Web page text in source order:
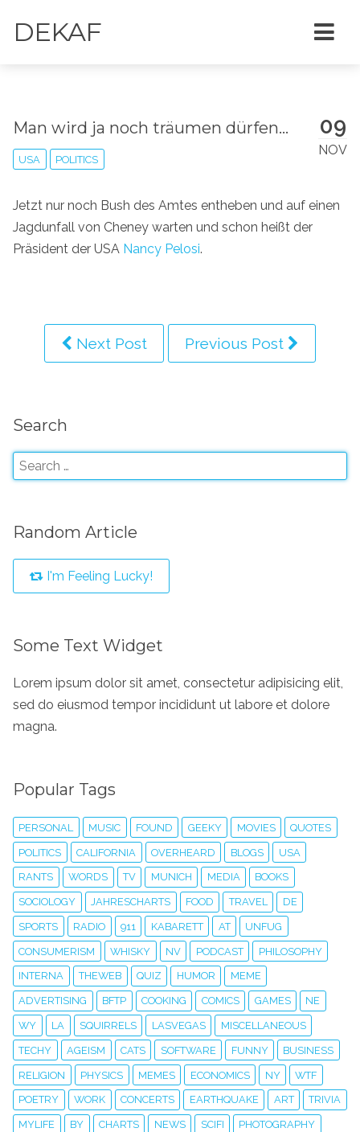
DEKAF
09
NOV
Man wird ja noch träumen dürfen...
USA POLITICS
Jetzt nur noch Bush des Amtes entheben und auf einen
Jagdunfall von Cheney warten und schon heißt der
Präsident der USA Nancy Pelosi.
Next Post Previous Post
Search
Random Article
I'm Feeling Lucky!
Some Text Widget
Lorem ipsum dolor sit amet, consectetur adipisicing elit,
sed do eiusmod tempor incididunt ut labore et dolore
magna.
Popular Tags
PERSONAL MUSIC FOUND GEEKY MOVIES QUOTES
POLITICS CALIFORNIA OVERHEARD BLOGS USA
RANTS WORDS TV MUNICH MEDIA BOOKS
SOCIOLOGY JAHRESCHARTS FOOD TRAVEL DE
SPORTS RADIO 911 KABARETT AT UNFUG
CONSUMERISM WHISKY NV PODCAST PHILOSOPHY
INTERNA THEWEB QUIZ HUMOR MEME
ADVERTISING BFTP COOKING COMICS GAMES NE
WY LA SQUIRRELS LASVEGAS MISCELLANEOUS
TECHY AGEISM CATS SOFTWARE FUNNY BUSINESS
RELIGION PHYSICS MEMES ECONOMICS NY WTF
POETRY WORK CONCERTS EARTHQUAKE ART TRIVIA
MYLIFE BY CHARTS NEWS SCIFI PHOTOGRAPHY